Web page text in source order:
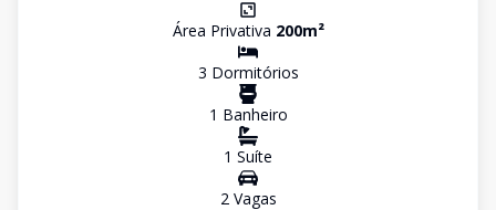
Área Privativa 200m²
3 Dormitórios
1 Banheiro
1 Suíte
2Vagas